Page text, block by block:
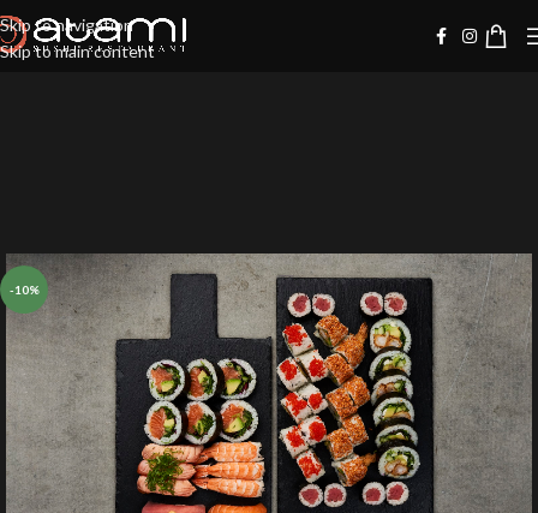
Skip to navigation
Skip to main content
-10%